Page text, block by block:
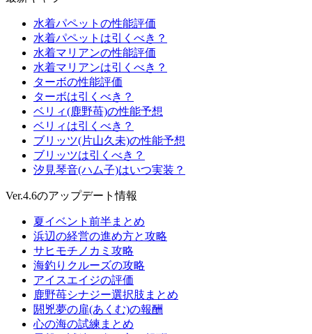
水着パペットの性能評価
水着パペットは引くべき？
水着マリアンの性能評価
水着マリアンは引くべき？
ターボの性能評価
ターボは引くべき？
ベリィ(鹿野苺)の性能予想
ベリィは引くべき？
ブリッツ(片山久未)の性能予想
ブリッツは引くべき？
汐見琴音(ハム子)はいつ実装？
Ver.4.6のアップデート情報
夏イベント前半まとめ
浜辺の経営の進め方と攻略
サヒモチノカミ攻略
海釣りクルーズの攻略
アイスエイジの評価
鹿野苺シナジー選択肢まとめ
閼兇夢の扉(あくむ)の報酬
心の海の試練まとめ